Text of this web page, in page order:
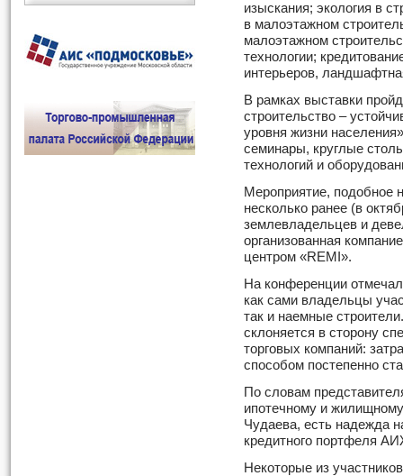
изыскания; экология в
в малоэтажном
малоэтажном
технологии;
интерьеров,
В рамках выставки
строительство –
уровня жизни
семинары, круглые
технологий и
Мероприятие, подобное
несколько ранее (в
землевладельцев и
организованная
центром «REMI».
На конференции
как сами владельцы
так и наемные
склоняется в сторону
торговых компаний:
способом постепенно
По словам
ипотечному и
Чудаева, есть надежда
кредитного портфеля
Некоторые из